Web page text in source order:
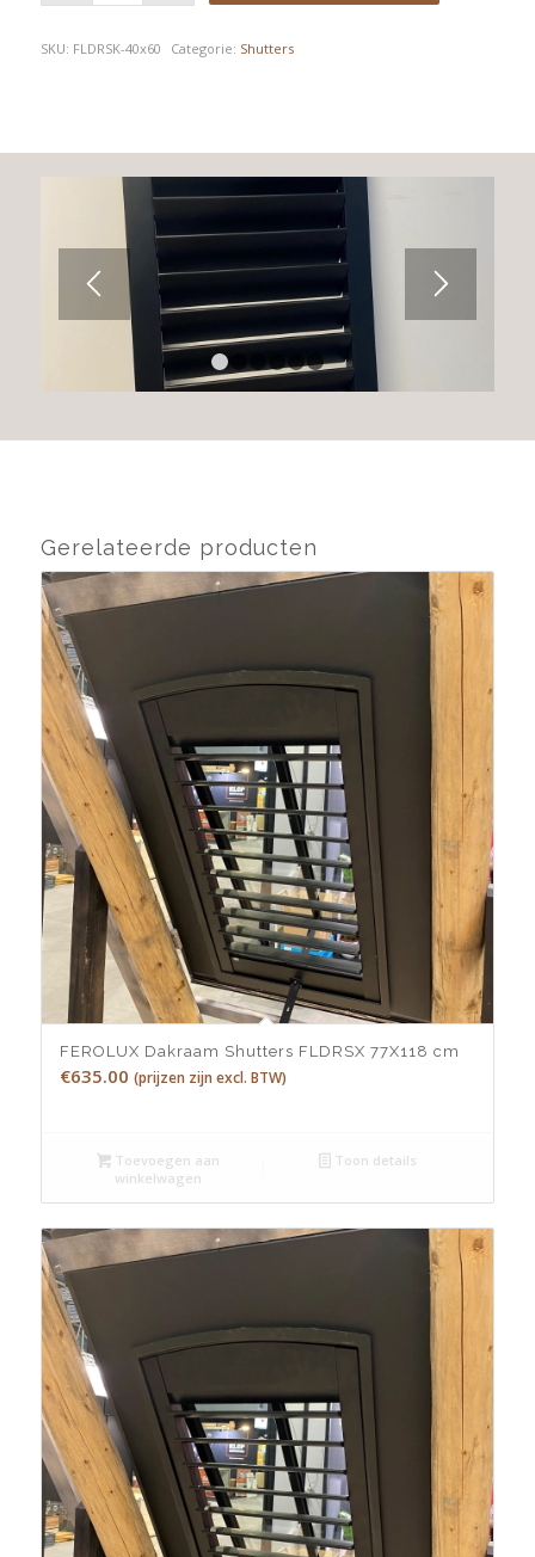
SKU: FLDRSK-40x60 Categorie: Shutters
1 3
Gerelateerde producten
FEROLUX Dakraam Shutters FLDRSX 77X118 cm
€635.00 (prijzen zijn excl. BTW)
Toevoegen aan
winkelwagen
Toon details